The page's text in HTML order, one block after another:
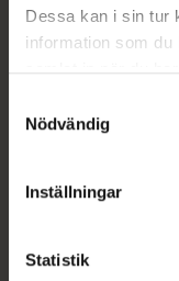
Dessa kan i sin tur
information som du
samlat in när du
återkalla ditt
lagligheten av
Nödvändig
Inställningar
Statistik
Bipacksedel
syd till Lappland i
datorn. Oavsett